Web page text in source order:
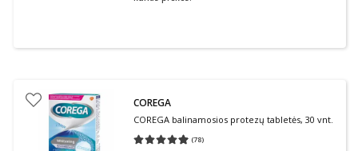
COREGA
COREGA balinamosios protezų tabletės, 30 vnt.
(78)
Vidutinis įvertinimas 4.97